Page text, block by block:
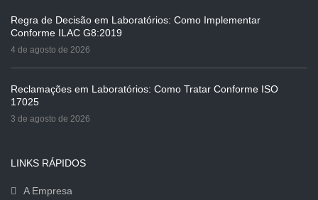
Regra de Decisão em Laboratórios: Como Implementar
Conforme ILAC G8:2019
4 de agosto de 2026
Reclamações em Laboratórios: Como Tratar Conforme ISO
17025
3 de agosto de 2026
LINKS RÁPIDOS
A Empresa